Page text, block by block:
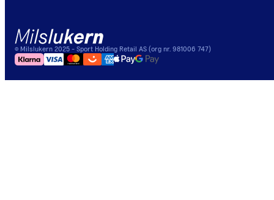
© Milslukern 2025 - Sport Holding Retail AS (org nr. 981006 747)